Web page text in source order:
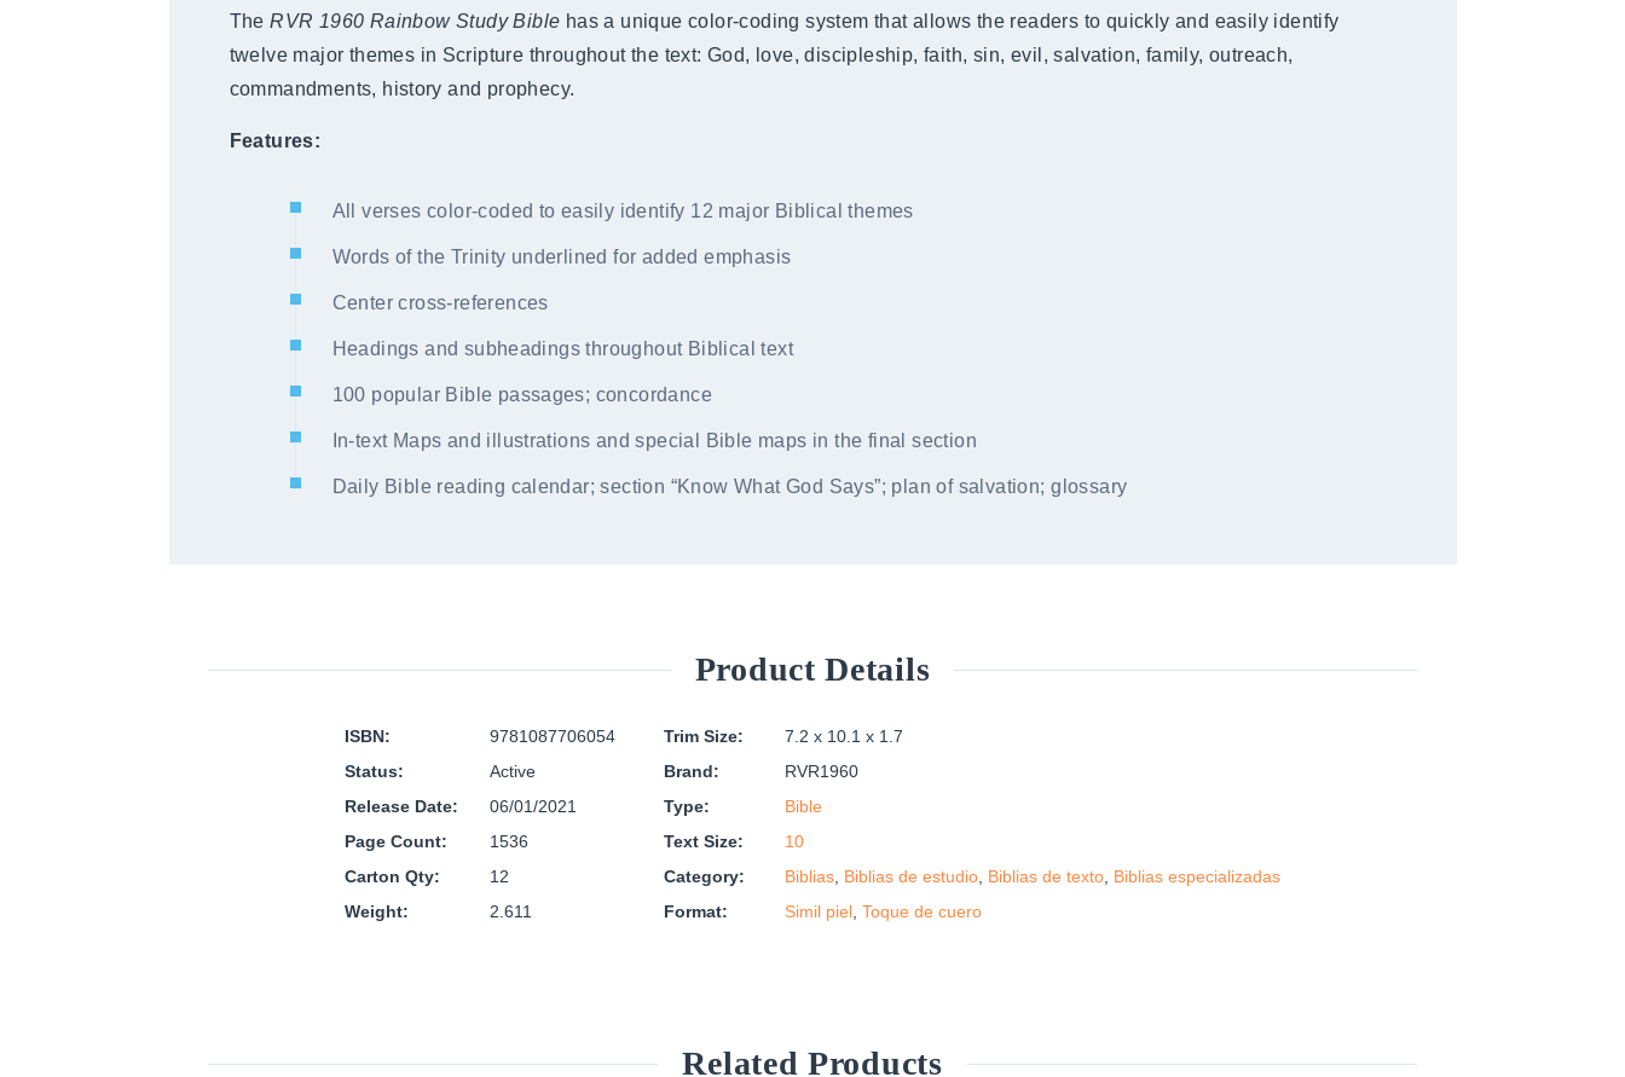
TheRVR 1960 Rainbow Study Bible has a unique color-coding system that allows the readers to quickly and easily identify
twelve major themes in Scripture throughout the text: God, love, discipleship, faith, sin, evil, salvation, family, outreach,
commandments, history and prophecy.
Features:
All verses color-coded to easily identify 12 major Biblical themes
Words of the Trinity underlined for added emphasis
Center cross-references
Headings and subheadings throughout Biblical text
100 popular Bible passages; concordance
In-text Maps and illustrations and special Bible maps in the final section
Daily Bible reading calendar; section “Know What God Says”; plan of salvation; glossary
Product Details
ISBN:
9781087706054
Status:
Active
Release Date:
06/01/2021
Page Count:
1536
Carton Qty:
12
Weight:
2.611
Trim Size:
7.2 x 10.1 x 1.7
Brand:
RVR1960
Type:
Bible
Text Size:
10
Category:
Biblias Biblias de estudio Biblias de texto Biblias especializadas
Format:
Simil piel Toque de cuero
Related Products